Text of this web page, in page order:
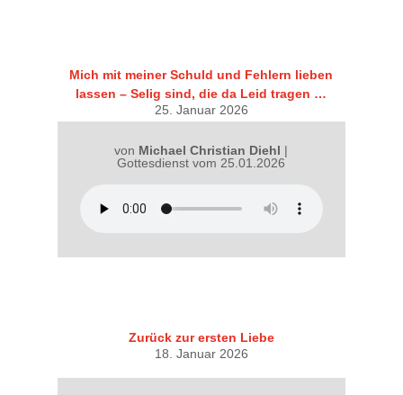
Mich mit meiner Schuld und Fehlern lieben
lassen – Selig sind, die da Leid tragen …
25. Januar 2026
von Michael Christian Diehl |
Gottesdienst vom 25.01.2026
Zurück zur ersten Liebe
18. Januar 2026